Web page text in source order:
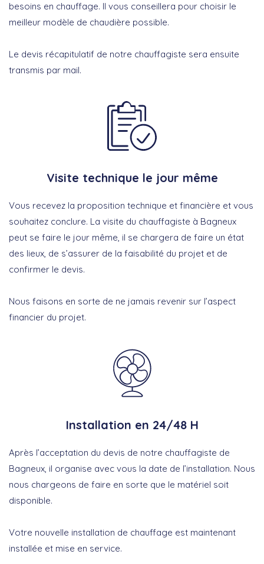
besoins en chauffage. Il vous conseillera pour choisir le
meilleur modèle de chaudière possible.
Le devis récapitulatif de notre chauffagiste sera ensuite
transmis par mail.
Visite technique le jour même
Vous recevez la proposition technique et financière et vous
souhaitez conclure. La visite du chauffagiste à Bagneux
peut se faire le jour même, il se chargera de faire un état
des lieux, de s’assurer de la faisabilité du projet et de
confirmer le devis.
Nous faisons en sorte de ne jamais revenir sur l’aspect
financier du projet.
Installation en 24/48 H
Après l’acceptation du devis de notre chauffagiste de
Bagneux, il organise avec vous la date de l’installation. Nous
nous chargeons de faire en sorte que le matériel soit
disponible.
Votre nouvelle installation de chauffage est maintenant
installée et mise en service.